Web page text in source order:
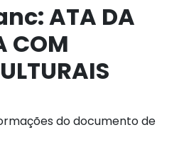
ATA DA
COM
do documento de